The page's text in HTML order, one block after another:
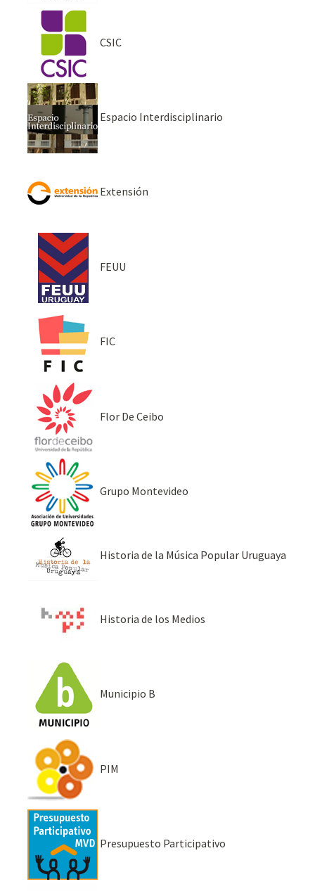
CSIC
Espacio Interdisciplinario
Extensión
FEUU
FIC
Flor De Ceibo
Grupo Montevideo
Historia de la Música Popular Uruguaya
Historia de los Medios
Municipio B
PIM
Presupuesto Participativo